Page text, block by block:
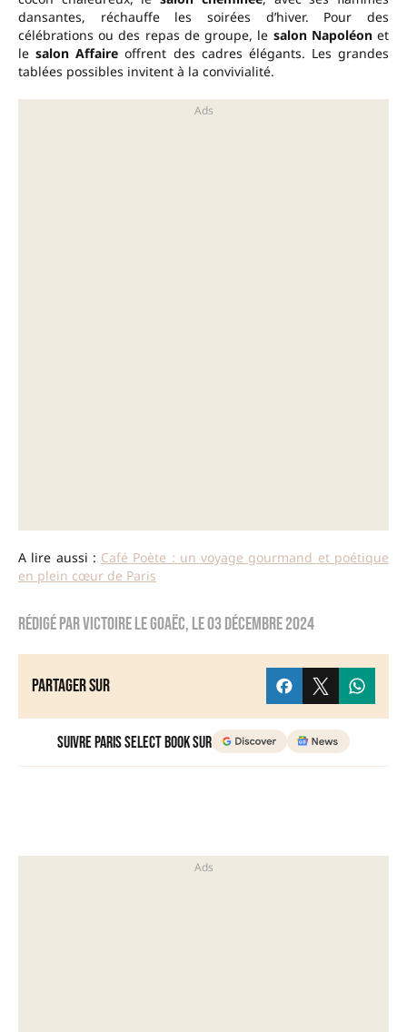
dansantes, réchauffe les soirées d’hiver. Pour des
célébrations ou des repas de groupe, le salon Napoléonet
lesalon Affaire offrent des cadres élégants. Les grandes
tablées possibles invitent à la convivialité.
A lire aussi : Café Poète : un voyage gourmand et poétique
en plein cœur de Paris
Rédigé parVictoire Le Goaëc, le03 décembre 2024
Partager sur
Suivre Paris Select Book sur